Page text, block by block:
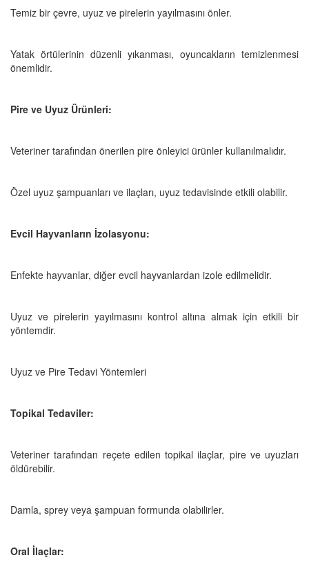
Temiz bir çevre, uyuz ve pirelerin yayılmasını önler.
Yatak örtülerinin düzenli yıkanması, oyuncakların temizlenmesi
önemlidir.
Pire ve Uyuz Ürünleri:
Veteriner tarafından önerilen pire önleyici ürünler kullanılmalıdır.
Özel uyuz şampuanları ve ilaçları, uyuz tedavisinde etkili olabilir.
Evcil Hayvanların İzolasyonu:
Enfekte hayvanlar, diğer evcil hayvanlardan izole edilmelidir.
Uyuz ve pirelerin yayılmasını kontrol altına almak için etkili bir
yöntemdir.
Uyuz ve Pire Tedavi Yöntemleri
Topikal Tedaviler:
Veteriner tarafından reçete edilen topikal ilaçlar, pire ve uyuzları
öldürebilir.
Damla, sprey veya şampuan formunda olabilirler.
Oral İlaçlar: